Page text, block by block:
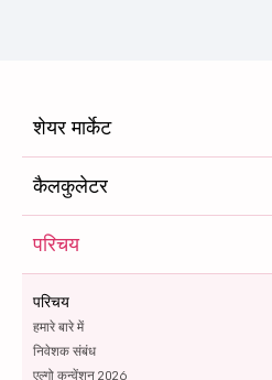
शेयर मार्केट
कैलकुलेटर
परिचय
परिचय
हमारे बारे में
निवेशक संबंध
एल्गो कन्वेंशन 2026